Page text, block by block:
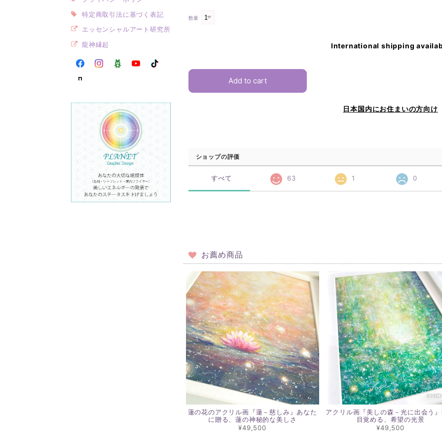
特定商取引法に基づく表記
エッセンシャルアート研究所
龍神縁起
数量
International shipping
Add to cart
日本国内にお住まいの方向け
ショップの評価
すべて 63 1 0
お薦め商品
蓮の花のアクリル画『蓮－慈しみ』あなた
に贈る、蓮の神秘的な美しさ
¥49,500
アクリル画『美しの森－光に出会う
目覚める、希望の光景
¥49,500